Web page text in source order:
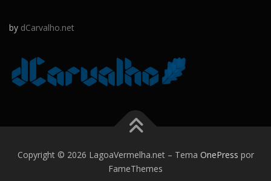
by dCarvalho.net
Copyright © 2026 LagoaVermelha.net – Tema OnePress por
FameThemes